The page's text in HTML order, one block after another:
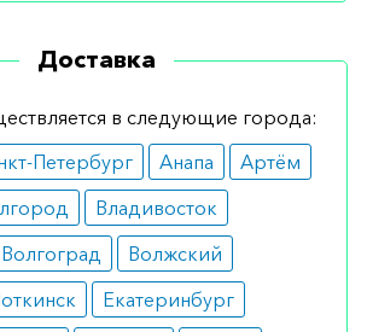
лекарство, если у больного
нарушения:
ингредиенты препарата;
или декомпенсированная
недостаточность;
недостаточность;
блокада второй или
Доставка
в следующие города:
Петербург Анапа
Артём
Владивосток
Волгоград
Волжский
Екатеринбург